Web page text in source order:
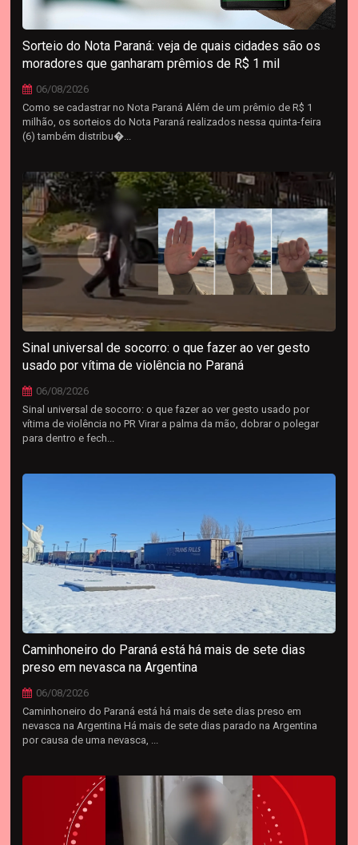
Sorteio do Nota Paraná: veja de quais cidades são os
moradores que ganharam prêmios de R$ 1 mil
06/08/2026
Como se cadastrar no Nota Paraná Além de um prêmio de R$ 1
milhão, os sorteios do Nota Paraná realizados nessa quinta-feira
(6) também distribu�...
Sinal universal de socorro: o que fazer ao ver gesto
usado por vítima de violência no Paraná
06/08/2026
Sinal universal de socorro: o que fazer ao ver gesto usado por
vítima de violência no PR Virar a palma da mão, dobrar o polegar
para dentro e fech...
Caminhoneiro do Paraná está há mais de sete dias
preso em nevasca na Argentina
06/08/2026
Caminhoneiro do Paraná está há mais de sete dias preso em
nevasca na Argentina Há mais de sete dias parado na Argentina
por causa de uma nevasca, ...